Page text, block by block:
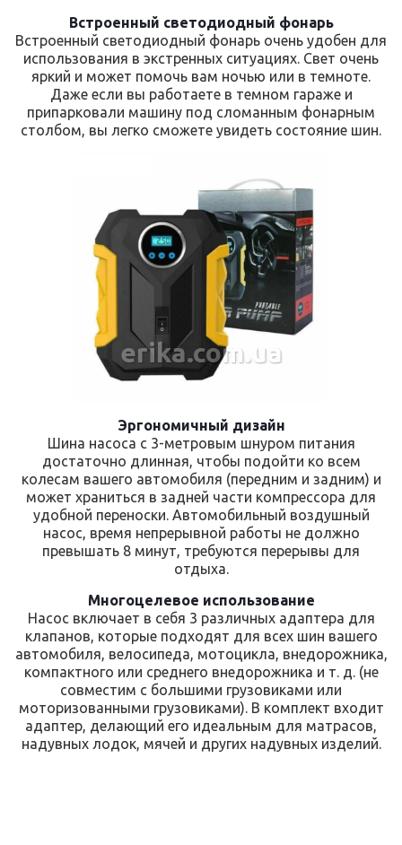
Встроенный светодиодный фонарь
Встроенный светодиодный фонарь очень удобен для
использования в экстренных ситуациях. Свет очень
яркий и может помочь вам ночью или в темноте.
Даже если вы работаете в темном гараже и
припарковали машину под сломанным фонарным
столбом, вы легко сможете увидеть состояние шин.
erika.com.ua
Эргономичный дизайн
Шина насоса с 3-метровым шнуром питания
достаточно длинная, чтобы подойти ко всем
колесам вашего автомобиля (передним и задним) и
может храниться в задней части компрессора для
удобной переноски. Автомобильный воздушный
насос, время непрерывной работы не должно
превышать 8 минут, требуются перерывы для
отдыха.
Многоцелевое использование
Насос включает в себя 3 различных адаптера для
клапанов, которые подходят для всех шин вашего
автомобиля, велосипеда, мотоцикла, внедорожника,
компактного или среднего внедорожника и т. д. (не
совместим с большими грузовиками или
моторизованными грузовиками). В комплект входит
адаптер, делающий его идеальным для матрасов,
надувных лодок, мячей и других надувных изделий.